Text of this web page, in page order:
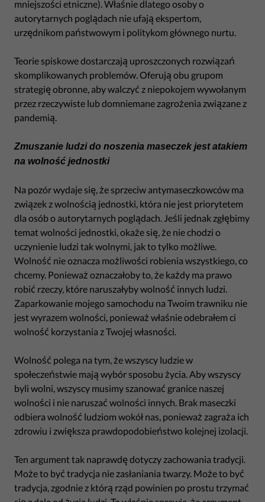
mniejszości etniczne). Właśnie dlatego osoby o
autorytarnych poglądach nie ufają ekspertom,
urzędnikom państwowym i politykom głównego nurtu.
Teorie spiskowe dostarczają uproszczonych rozwiązań
skomplikowanych problemów. Oferują obu grupom
strategię obronne, aby walczyć z niepokojem wywołanym
przez rzeczywiste lub domniemane zagrożenia związane z
pandemią.
Zmuszanie ludzi do noszenia maseczek jest atakiem
na wolność jednostki
Na pozór wydaje się, że sprzeciw antymaseczkowców ma
związek z wolnością jednostki, która nie jest priorytetem
dla osób o autorytarnych poglądach. Jeśli jednak zgłębimy
temat wolności jednostki, okaże się, że nie chodzi o
uczynienie ludzi tak wolnymi, jak to tylko możliwe.
Wolność nie oznacza możliwości robienia wszystkiego, co
chcemy. Ponieważ oznaczałoby to, że każdy ma prawo
robić rzeczy, które naruszałyby wolność innych ludzi.
Zaparkowanie mojego samochodu na Twoim trawniku nie
jest wyrazem wolności, ponieważ właśnie odebrałem ci
wolność korzystania z Twojej własności.
Wolność polega na tym, że wszyscy ludzie w
społeczeństwie mają wybór sposobu życia. Aby wszyscy
byli wolni, wszyscy musimy szanować granice naszej
wolności i nie naruszać wolności innych. Brak maseczki
odbiera wolność ludziom wokół nas, ponieważ zagraża ich
zdrowiu i zwiększa prawdopodobieństwo kolejnej izolacji.
Ten argument tak naprawdę dotyczy zachowania tradycji.
Może to być tradycja nie zasłaniania twarzy. Może to być
tradycja, zgodnie z którą rząd powinien po prostu trzymać